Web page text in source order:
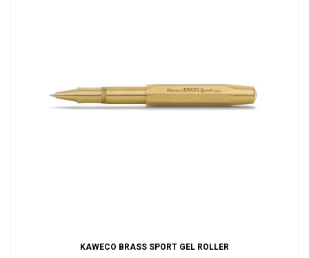
KAWECO BRASS SPORT GEL ROLLER